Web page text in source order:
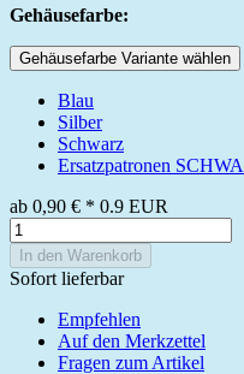
Gehäusefarbe:
Gehäusefarbe Variante wählen
Blau
Silber
Schwarz
Ersatzpatronen
ab 0,90 € * 0.9 EUR
In den Warenkorb
Sofort lieferbar
Empfehlen
Auf den Merkzettel
Fragen zum Artikel